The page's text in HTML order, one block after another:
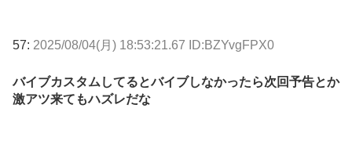
57: 2025/08/04(月) 18:53:21.67 ID:BZYvgFPX0
バイブカスタムしてるとバイブしなかったら次回予告とか
激アツ来てもハズレだな